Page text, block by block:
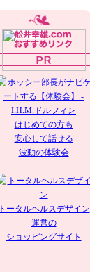
はじめての方も
安心して話せる
波動の体験会
トータルヘルスデザイン
運営の
ショッピングサイト